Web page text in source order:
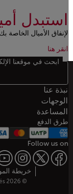
استبدل
لإنفاق الأميال الخاصة
Open in a new window
انقر هناin a new window
أسفل
ابحث في موقعنا
نبذة عنا
الوجهات
المساعدة
طرق الدفع
Follow us on
links خريطة
© 2026 Royal Air Maroc. Tous les droits réservés